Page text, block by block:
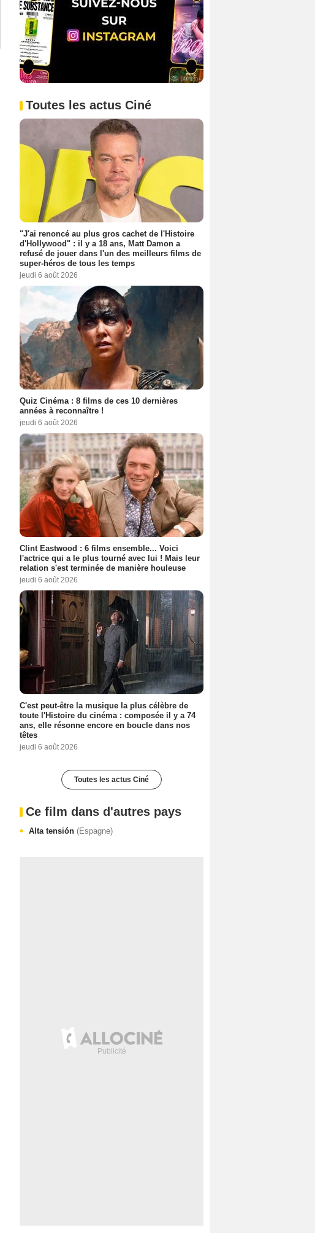
Toutes les actus Ciné
"J'ai renoncé au plus gros cachet de l'Histoire
d'Hollywood" : il y a 18 ans, Matt Damon a
refusé de jouer dans l'un des meilleurs films de
super-héros de tous les temps
jeudi 6 août 2026
Quiz Cinéma : 8 films de ces 10 dernières
années à reconnaître !
jeudi 6 août 2026
Clint Eastwood : 6 films ensemble... Voici
l'actrice qui a le plus tourné avec lui ! Mais leur
relation s'est terminée de manière houleuse
jeudi 6 août 2026
C'est peut-être la musique la plus célèbre de
toute l'Histoire du cinéma : composée il y a 74
ans, elle résonne encore en boucle dans nos
têtes
jeudi 6 août 2026
Toutes les actus Ciné
Ce film dans d'autres pays
Alta tensión (Espagne)